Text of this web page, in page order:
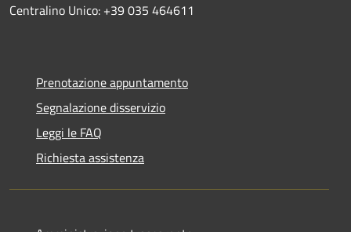
Centralino Unico: +39 035 464611
Prenotazione appuntamento
Segnalazione disservizio
Leggi le FAQ
Richiesta assistenza